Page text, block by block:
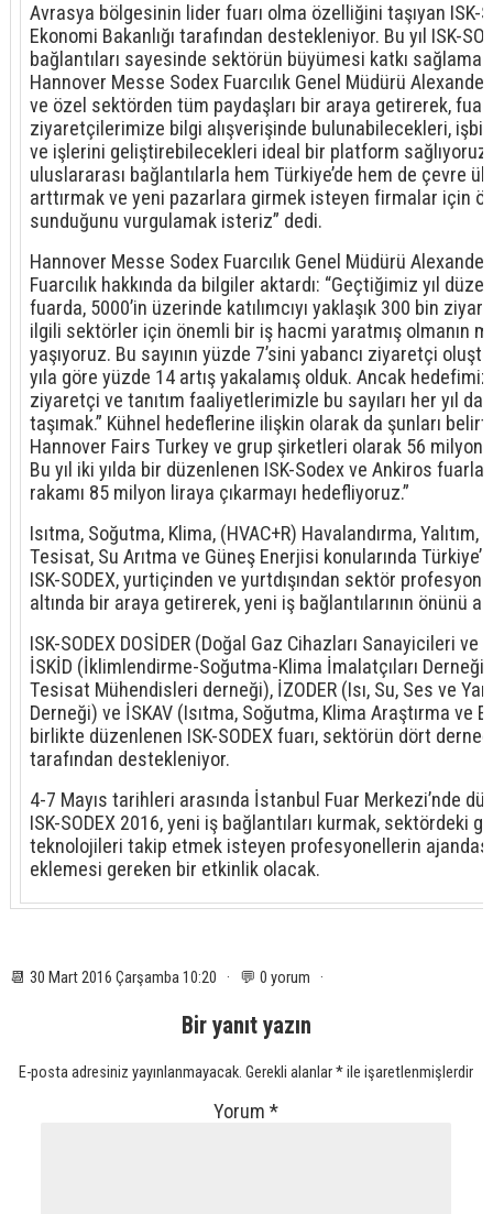
Avrasya bölgesinin lider fuarı olma özelliğini taşıyan ISK-
Ekonomi Bakanlığı tarafından destekleniyor. Bu yıl ISK-
bağlantıları sayesinde sektörün büyümesi katkı
Hannover Messe Sodex Fuarcılık Genel Müdürü
ve özel sektörden tüm paydaşları bir araya getirerek, fuar
ziyaretçilerimize bilgi alışverişinde bulunabilecekleri,
ve işlerini geliştirebilecekleri ideal bir platform sağlıyoruz.
uluslararası bağlantılarla hem Türkiye’de hem de çevre
arttırmak ve yeni pazarlara girmek isteyen firmalar için
sunduğunu vurgulamak isteriz” dedi.
Hannover Messe Sodex Fuarcılık Genel Müdürü
Fuarcılık hakkında da bilgiler aktardı: “Geçtiğimiz yıl
fuarda, 5000’in üzerinde katılımcıyı yaklaşık 300 bin
ilgili sektörler için önemli bir iş hacmi yaratmış olmanın
yaşıyoruz. Bu sayının yüzde 7’sini yabancı ziyaretçi
yıla göre yüzde 14 artış yakalamış olduk. Ancak
ziyaretçi ve tanıtım faaliyetlerimizle bu sayıları her yıl
taşımak.” Kühnel hedeflerine ilişkin olarak da şunları
Hannover Fairs Turkey ve grup şirketleri olarak 56 milyon
Bu yıl iki yılda bir düzenlenen ISK-Sodex ve Ankiros
rakamı 85 milyon liraya çıkarmayı hedefliyoruz.”
Isıtma, Soğutma, Klima, (HVAC+R) Havalandırma, Yalıtım,
Tesisat, Su Arıtma ve Güneş Enerjisi konularında
ISK-SODEX, yurtiçinden ve yurtdışından sektör
altında bir araya getirerek, yeni iş bağlantılarının önünü
ISK-SODEX DOSİDER (Doğal Gaz Cihazları Sanayicileri ve
İSKİD (İklimlendirme-Soğutma-Klima İmalatçıları
Tesisat Mühendisleri derneği), İZODER (Isı, Su, Ses ve
Derneği) ve İSKAV (Isıtma, Soğutma, Klima Araştırma ve
birlikte düzenlenen ISK-SODEX fuarı, sektörün dört
tarafından destekleniyor.
4-7 Mayıs tarihleri arasında İstanbul Fuar Merkezi’nde
ISK-SODEX 2016, yeni iş bağlantıları kurmak, sektördeki
teknolojileri takip etmek isteyen profesyonellerin
eklemesi gereken bir etkinlik olacak.
📆 30 Mart 2016 Çarşamba 10:20 · 💬 0 yorum ·
Bir yanıt yazın
E-posta adresiniz yayınlanmayacak. Gerekli alanlar*ile işaretlenmişlerdir
Yorum*